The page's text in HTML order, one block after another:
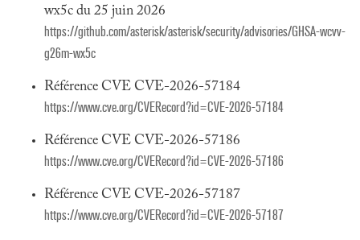
wx5c du 25 juin 2026
https://github.com/asterisk/asterisk/security/advisories/GHSA-wcvv-
g26m-wx5c
Référence CVE CVE-2026-57184
https://www.cve.org/CVERecord?id=CVE-2026-57184
Référence CVE CVE-2026-57186
https://www.cve.org/CVERecord?id=CVE-2026-57186
Référence CVE CVE-2026-57187
https://www.cve.org/CVERecord?id=CVE-2026-57187